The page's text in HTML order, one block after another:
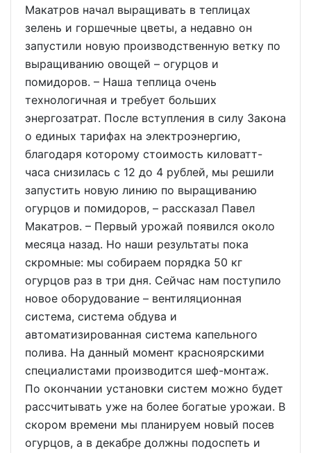
Макатров начал выращивать в теплицах
зелень и горшечные цветы, а недавно он
запустили новую производственную ветку по
выращиванию овощей – огурцов и
помидоров. – Наша теплица очень
технологичная и требует больших
энергозатрат. После вступления в силу Закона
о единых тарифах на электроэнергию,
благодаря которому стоимость киловатт-
часа снизилась с 12 до 4 рублей, мы решили
запустить новую линию по выращиванию
огурцов и помидоров, – рассказал Павел
Макатров. – Первый урожай появился около
месяца назад. Но наши результаты пока
скромные: мы собираем порядка 50 кг
огурцов раз в три дня. Сейчас нам поступило
новое оборудование – вентиляционная
система, система обдува и
автоматизированная система капельного
полива. На данный момент красноярскими
специалистами производится шеф-монтаж.
По окончании установки систем можно будет
рассчитывать уже на более богатые урожаи. В
скором времени мы планируем новый посев
огурцов, а в декабре должны подоспеть и